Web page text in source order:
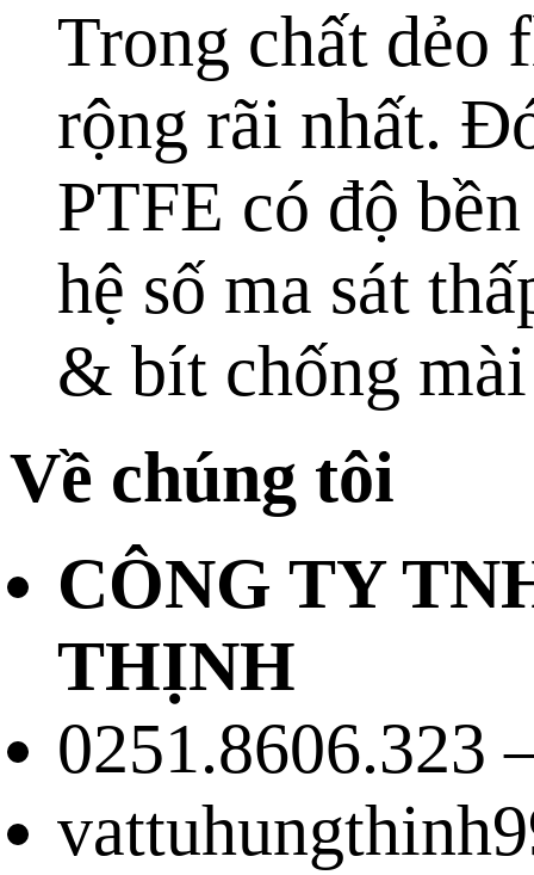
Trong chất dẻo
rộng rãi nhất.
PTFE có độ
hệ số ma sát
& bít chống
Về chúng tôi
CÔNG TY
THỊNH
0251.8606.323